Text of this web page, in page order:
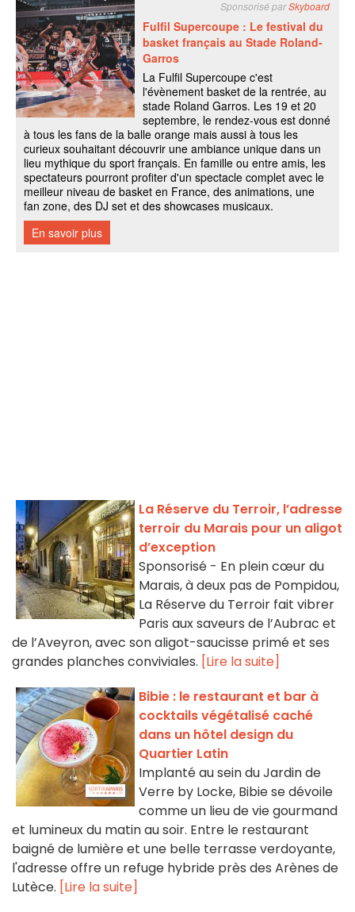
La Réserve du Terroir, l’adresse
terroir du Marais pour un aligot
d’exception
Sponsorisé - En plein cœur du
Marais, à deux pas de Pompidou,
La Réserve du Terroir fait vibrer
Paris aux saveurs de l’Aubrac et
de l’Aveyron, avec son aligot-saucisse primé et ses
grandes planches conviviales. [Lire la suite]
Bibie : le restaurant et bar à
cocktails végétalisé caché
dans un hôtel design du
Quartier Latin
Implanté au sein du Jardin de
Verre by Locke, Bibie se dévoile
comme un lieu de vie gourmand
et lumineux du matin au soir. Entre le restaurant
baigné de lumière et une belle terrasse verdoyante,
l'adresse offre un refuge hybride près des Arènes de
Lutèce. [Lire la suite]